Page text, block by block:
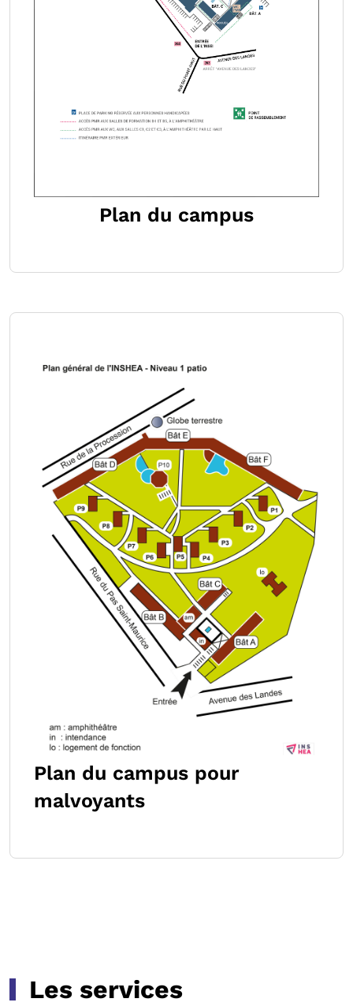
Plan du campus
Plan du campus pour
malvoyants
Les services